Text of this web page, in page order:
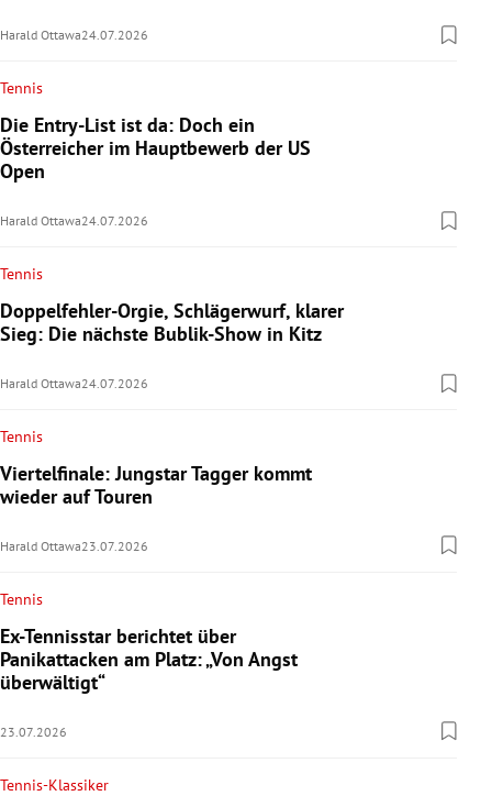
Harald Ottawa24.07.2026
Tennis
Die Entry-List ist da: Doch ein
Österreicher im Hauptbewerb der US
Open
Harald Ottawa24.07.2026
Tennis
Doppelfehler-Orgie, Schlägerwurf, klarer
Sieg: Die nächste Bublik-Show in Kitz
Harald Ottawa24.07.2026
Tennis
Viertelfinale: Jungstar Tagger kommt
wieder auf Touren
Harald Ottawa23.07.2026
Tennis
Ex-Tennisstar berichtet über
Panikattacken am Platz: „Von Angst
überwältigt“
23.07.2026
Tennis-Klassiker